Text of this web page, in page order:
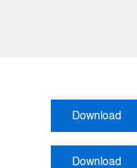
Download
Download